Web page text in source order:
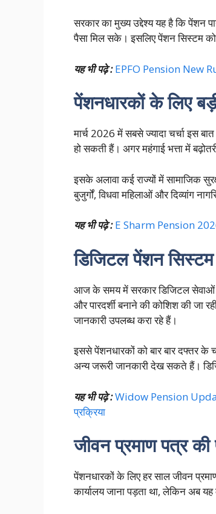
सरकार का मुख्य उद्देश्य यह है कि पेंशन
पैसा मिल सके। इसलिए पेंशन सिस्टम को
यह भी पढ़े : EPFO Pension New
पेंशनधारकों के लिए
मार्च 2026 में सबसे ज्यादा चर्चा इस
हो सकती हैं। अगर महंगाई भत्ता में
इसके अलावा कई राज्यों में सामाजिक
बुजुर्गों, विधवा महिलाओं और दिव्यांग
यह भी पढ़े : E Sharm Pension
डिजिटल पेंशन सिस्टम
आज के समय में सरकार डिजिटल सेवाओं
और पारदर्शी बनाने की कोशिश की जा
जानकारी उपलब्ध करा रहे हैं।
इससे पेंशनधारकों को बार बार दफ्तर
अन्य जरूरी जानकारी देख सकते हैं।
यह भी पढ़े :Widow Pension
प्रक्रिया
जीवन प्रमाण पत्र
पेंशनधारकों के लिए हर साल जीवन
कार्यालय जाना पड़ता था, लेकिन अब